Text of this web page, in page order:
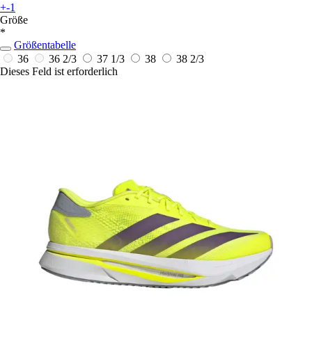
+-1
Größe
*
Größentabelle
36
36 2/3 37 1/3 38
38 2/3
Dieses Feld ist erforderlich